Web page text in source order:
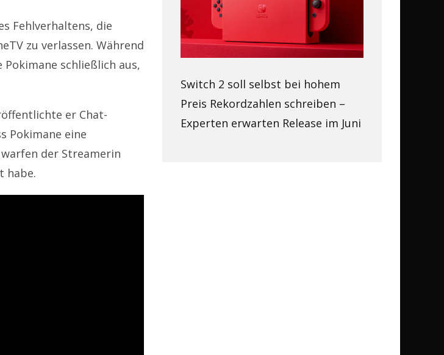
Fehlverhaltens, die
zu verlassen. Während
schließlich aus,
er Chat-
Pokimane eine
der Streamerin
habe.
Switch 2 soll selbst bei hohem
Preis Rekordzahlen schreiben –
Experten erwarten Release im Juni